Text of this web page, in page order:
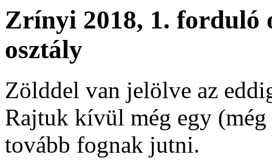
Zrínyi 2018, 1. forduló
osztály
Zölddel van jelölve az
Rajtuk kívül még egy
tovább fognak jutni.